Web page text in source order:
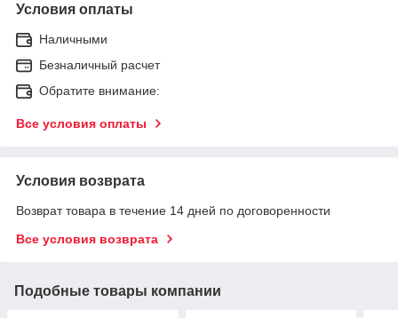
Условия оплаты
Наличными
Безналичный расчет
Обратите внимание:
Все условия оплаты
Условия возврата
Возврат товара в течение 14 дней по договоренности
Все условия возврата
Подобные товары компании